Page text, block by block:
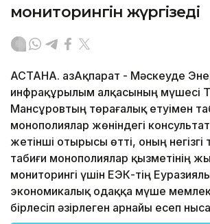
мониторингін жүргізеді
АСТАНА. ҚазАқпарат - Мәскеуде
инфрақұрылым алқасының мүшесі
Мансұровтың төрағалық етуімен
монополиялар жөніндегі
жетінші отырысы өтті, оның
табиғи монополиялар қызметінің
мониторингі үшін ЕЭК-тің
экономикалық одаққа мүше
бірлесіп әзірлеген арнайы есеп